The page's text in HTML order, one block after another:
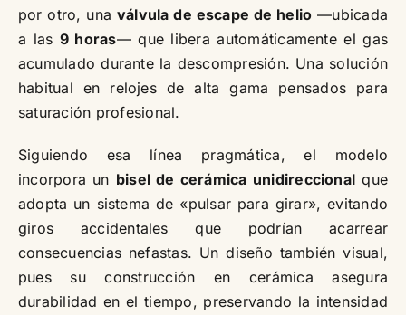
por otro, una válvula de escape de helio —ubicada
a las 9 horas— que libera automáticamente el gas
acumulado durante la descompresión. Una solución
habitual en relojes de alta gama pensados para
saturación profesional.
Siguiendo esa línea pragmática, el modelo
incorpora un bisel de cerámica unidireccional que
adopta un sistema de «pulsar para girar», evitando
giros accidentales que podrían acarrear
consecuencias nefastas. Un diseño también visual,
pues su construcción en cerámica asegura
durabilidad en el tiempo, preservando la intensidad